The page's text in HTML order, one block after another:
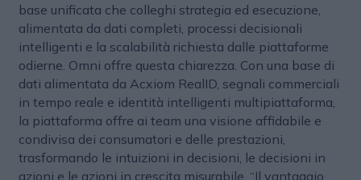
base unificata che colleghi strategia ed esecuzione,
alimentata da dati completi, processi decisionali
intelligenti e la scalabilità richiesta dalle piattaforme
odierne. Omni offre questa chiarezza. Con una base di
dati alimentata da Acxiom RealID, segnali commerciali
in tempo reale e identità intelligenti multipiattaforma,
la piattaforma offre ai team una visione affidabile e
condivisa dei consumatori e delle prestazioni,
trasformando le intuizioni in decisioni, le decisioni in
azioni e le azioni in crescita misurabile. “Il vantaggio